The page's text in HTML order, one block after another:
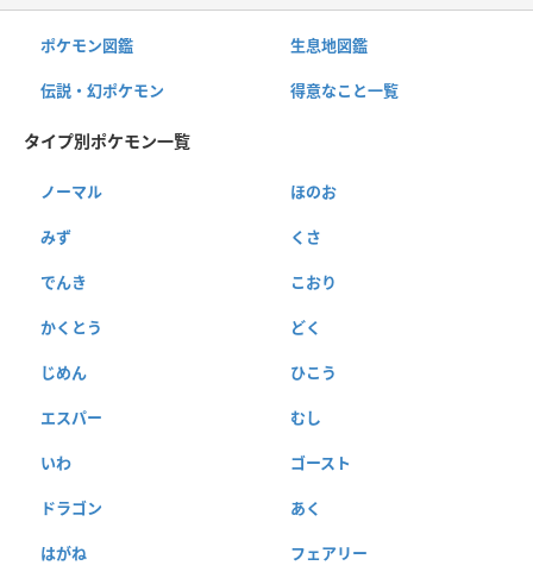
ポケモン図鑑 生息地図鑑
伝説・幻ポケモン 得意なこと一覧
タイプ別ポケモン一覧
ノーマル ほのお
みず くさ
でんき こおり
かくとう どく
じめん ひこう
エスパー むし
いわ ゴースト
ドラゴン あく
はがね フェアリー